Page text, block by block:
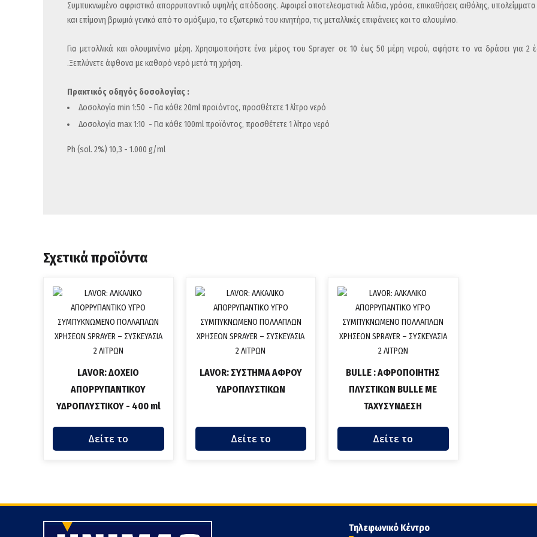
τε
Συμπυκνωμένο αφριστικό απορρυπαντικό υψηλής απόδοσης. Αφαιρεί αποτελεσματικά λάδια, γράσα, επικαθήσεις αιθάλης, υπολείμματα
και επίμονη βρωμιά γενικά από το αμάξωμα, το εξωτερικό του κινητήρα, τις μεταλλικές επιφάνειες και το αλουμίνιο.
Για μεταλλικά και αλουμινένια μέρη. Χρησιμοποιήστε ένα μέρος του Sprayer σε 10 έως 50 μέρη νερού, αφήστε το να δράσει για 2
.Ξεπλύνετε άφθονα με καθαρό νερό μετά τη χρήση.
Πρακτικός οδηγός δοσολογίας :
Δοσολογία min 1:50 - Για κάθε 20ml προϊόντος, προσθέτετε 1 λίτρο νερό
Δοσολογία max 1:10 - Για κάθε 100ml προϊόντος, προσθέτετε 1 λίτρο νερό
Ph (sol. 2%) 10,3 - 1.000 g/ml
Σχετικά προϊόντα
LAVOR: ΔΟΧΕΙΟ
ΑΠΟΡΡΥΠΑΝΤΙΚΟΥ
ΥΔΡΟΠΛΥΣΤΙΚΟΥ - 400 ml
Δείτε το
LAVOR: ΣΥΣΤΗΜΑ ΑΦΡΟΥ
ΥΔΡΟΠΛΥΣΤΙΚΩΝ
Δείτε το
BULLE : ΑΦΡΟΠΟΙΗΤΗΣ
ΠΛΥΣΤΙΚΩΝ BULLE ΜΕ
ΤΑΧΥΣΥΝΔΕΣΗ
Δείτε το
Τηλεφωνικό Κέντρο